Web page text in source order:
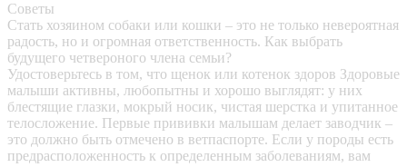
Советы
Стать хозяином собаки или кошки – это не только невероятная
радость, но и огромная ответственность. Как выбрать
будущего четвероного члена семьи?
Удостоверьтесь в том, что щенок или котенок здоров Здоровые
малыши активны, любопытны и хорошо выглядят: у них
блестящие глазки, мокрый носик, чистая шерстка и упитанное
телосложение. Первые прививки малышам делает заводчик –
это должно быть отмечено в ветпаспорте. Если у породы есть
предрасположенность к определенным заболеваниям, вам